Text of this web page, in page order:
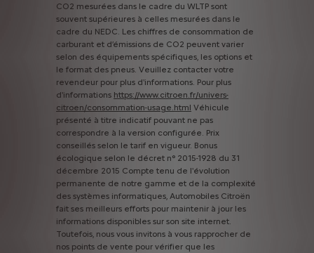
CO2 mesurées dans le cadre du WLTP sont
souvent supérieures à celles mesurées dans le
cadre du NEDC. Les chiffres de consommation de
carburant et d’émissions de CO2 peuvent varier
selon des équipements spécifiques, les options et
le format des pneus. Veuillez contacter votre
revendeur pour plus d'informations. Pour plus
d'informations https://www.citroen.fr/univers-
citroen/consommation-usage.html Véhicule
présenté à titre indicatif pouvant ne pas
correspondre à la version configurée. Prix
conseillés selon le tarif en vigueur. Bonus
écologique selon le décret n° 2015-1928 du 31
décembre 2015 Compte tenu de l'évolution
permanente de notre gamme et de la complexité
des systèmes informatiques, Automobiles Citroën
fait ses meilleurs efforts pour maintenir à jour les
informations disponibles sur son site internet.
Toutefois, nous vous invitons à vous rapprocher de
nos points de vente pour vérifier que les